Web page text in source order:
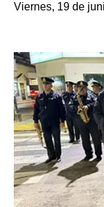
Viernes, 19 de